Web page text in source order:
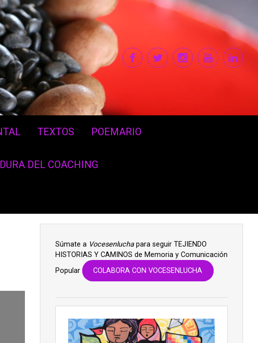
TEXTOS POEMARIO
DEL COACHING
Súmate a Vocesenluchapara seguir TEJIENDO
HISTORIAS Y CAMINOS de Memoria y Comunicación
Popular
COLABORA CON VOCESENLUCHA